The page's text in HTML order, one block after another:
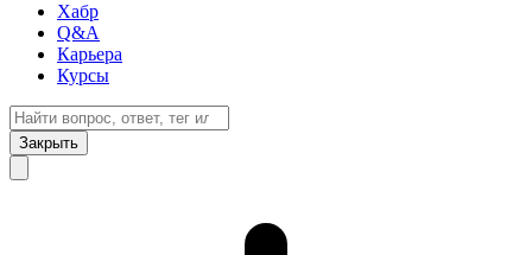
Хабр
Q&A
Карьера
Курсы
Закрыть